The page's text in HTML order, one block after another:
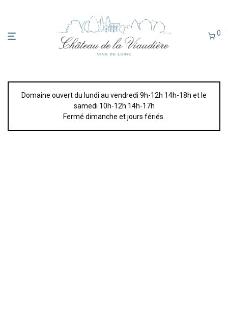
0
Domaine ouvert du lundi au vendredi 9h-12h 14h-18h et le
samedi 10h-12h 14h-17h
Fermé dimanche et jours fériés.